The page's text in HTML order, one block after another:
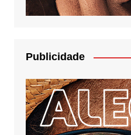
Publicidade